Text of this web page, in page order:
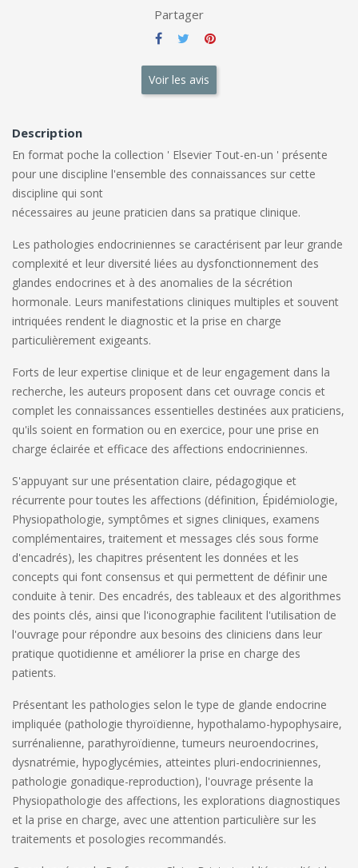
Partager
Voir les avis
Description
En format poche la collection ' Elsevier Tout-en-un ' présente
pour une discipline l'ensemble des connaissances sur cette
discipline qui sont
nécessaires au jeune praticien dans sa pratique clinique.
Les pathologies endocriniennes se caractérisent par leur grande
complexité et leur diversité liées au dysfonctionnement des
glandes endocrines et à des anomalies de la sécrétion
hormonale. Leurs manifestations cliniques multiples et souvent
intriquées rendent le diagnostic et la prise en charge
particulièrement exigeants.
Forts de leur expertise clinique et de leur engagement dans la
recherche, les auteurs proposent dans cet ouvrage concis et
complet les connaissances essentielles destinées aux praticiens,
qu'ils soient en formation ou en exercice, pour une prise en
charge éclairée et efficace des affections endocriniennes.
S'appuyant sur une présentation claire, pédagogique et
récurrente pour toutes les affections (définition, Épidémiologie,
Physiopathologie, symptômes et signes cliniques, examens
complémentaires, traitement et messages clés sous forme
d'encadrés), les chapitres présentent les données et les
concepts qui font consensus et qui permettent de définir une
conduite à tenir. Des encadrés, des tableaux et des algorithmes
des points clés, ainsi que l'iconographie facilitent l'utilisation de
l'ouvrage pour répondre aux besoins des cliniciens dans leur
pratique quotidienne et améliorer la prise en charge des
patients.
Présentant les pathologies selon le type de glande endocrine
impliquée (pathologie thyroïdienne, hypothalamo-hypophysaire,
surrénalienne, parathyroïdienne, tumeurs neuroendocrines,
dysnatrémie, hypoglycémies, atteintes pluri-endocriniennes,
pathologie gonadique-reproduction), l'ouvrage présente la
Physiopathologie des affections, les explorations diagnostiques
et la prise en charge, avec une attention particulière sur les
traitements et posologies recommandés.